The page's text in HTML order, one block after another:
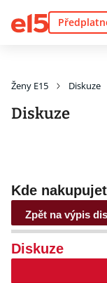
Ženy E15 Diskuze
Diskuze
Kde
Zpět na výpis
Diskuze